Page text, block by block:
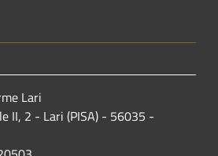
Lari
II, 2 - Lari (PISA) - 56035 -